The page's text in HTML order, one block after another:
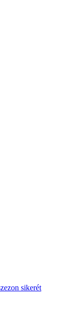
sikerét